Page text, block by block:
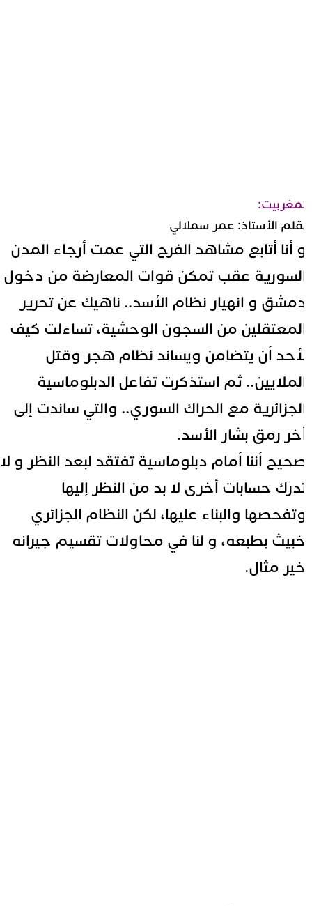
الأستاذ: عمر سملالي
أنا أتابع مشاهد الفرح التي عمت أرجاء المدن
عقب تمكن قوات المعارضة من دخول
و انهيار نظام الأسد.. ناهيك عن تحرير
من السجون الوحشية، تساءلت كيف
أن يتضامن ويساند نظام هجر وقتل
ثم استذكرت تفاعل الدبلوماسية
مع الحراك السوري.. والتي ساندت إلى
رمق بشار الأسد.
أننا أمام دبلوماسية تفتقد لبعد النظر و لا
حسابات أخرى لا بد من النظر إليها
والبناء عليها، لكن النظام الجزائري
بطبعه، و لنا في محاولات تقسيم جيرانه
مثال.